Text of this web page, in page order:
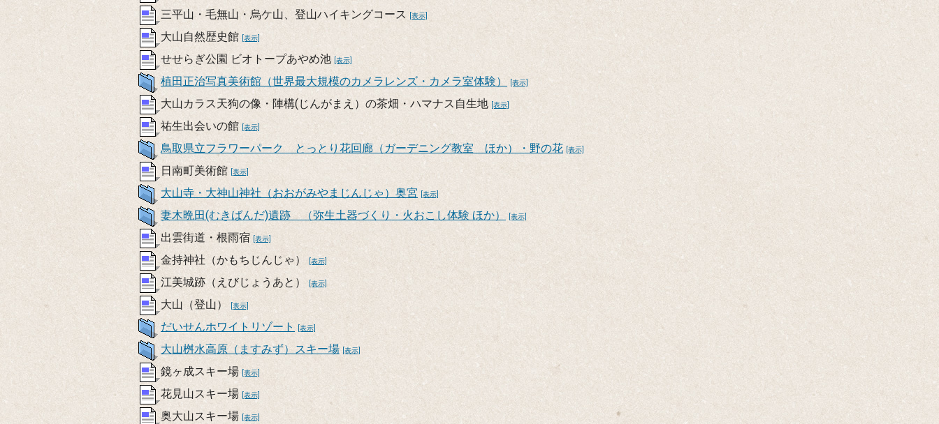
三平山・毛無山・烏ケ山、登山ハイキングコース [表示]
大山自然歴史館 [表示]
せせらぎ公園 ビオトープあやめ池 [表示]
植田正治写真美術館（世界最大規模のカメラレンズ・カメラ室体験） [表示]
大山カラス天狗の像・陣構(じんがまえ）の茶畑・ハマナス自生地 [表示]
祐生出会いの館 [表示]
鳥取県立フラワーパーク とっとり花回廊（ガーデニング教室 ほか）・野の花 [表示]
日南町美術館 [表示]
大山寺・大神山神社（おおがみやまじんじゃ）奥宮 [表示]
妻木晩田(むきばんだ)遺跡 （弥生土器づくり・火おこし体験 ほか） [表示]
出雲街道・根雨宿 [表示]
金持神社（かもちじんじゃ） [表示]
江美城跡（えびじょうあと） [表示]
大山（登山） [表示]
だいせんホワイトリゾート [表示]
大山桝水高原（ますみず）スキー場 [表示]
鏡ヶ成スキー場 [表示]
花見山スキー場 [表示]
奥大山スキー場 [表示]